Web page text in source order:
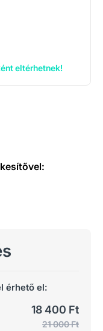
eltérhetnek!
érhető el:
18 400 Ft
21 000 Ft